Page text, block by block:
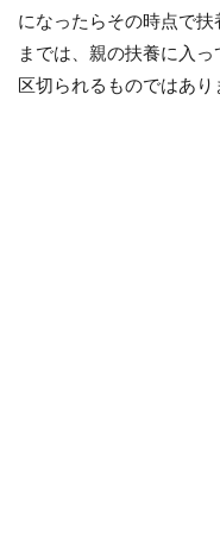
になったらその時点で
までは、親の扶養に入
区切られるものではあり